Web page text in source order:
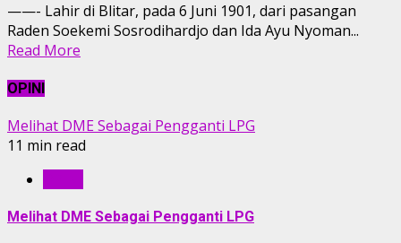
——- Lahir di Blitar, pada 6 Juni 1901, dari pasangan
Raden Soekemi Sosrodihardjo dan Ida Ayu Nyoman...
Read More
OPINI
Melihat DME Sebagai Pengganti LPG
11 min read
Melihat DME Sebagai Pengganti LPG